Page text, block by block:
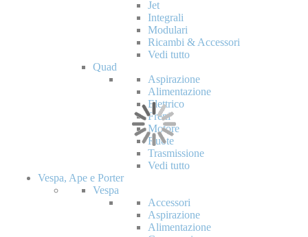
Jet
Integrali
Modulari
Ricambi & Accessori
Vedi tutto
Quad
Aspirazione
Alimentazione
Elettrico
Freni
Motore
Ruote
Trasmissione
Vedi tutto
Vespa, Ape e Porter
Vespa
Accessori
Aspirazione
Alimentazione